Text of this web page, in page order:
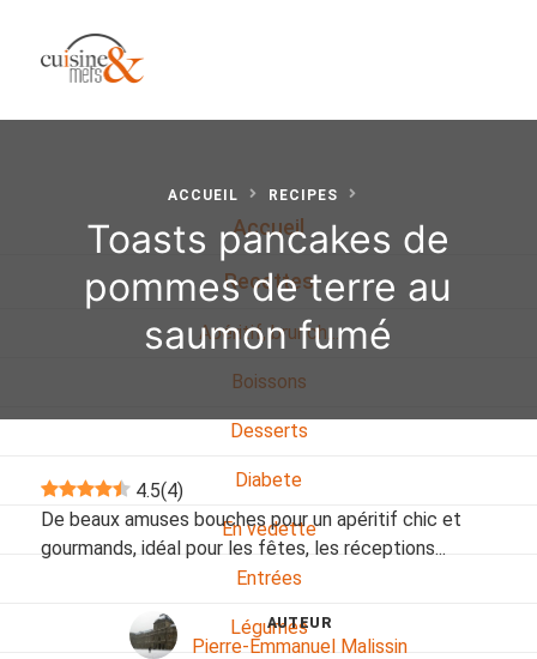
Accueil
Recettes
Apéritif, brunch…
Boissons
Desserts
Diabete
En vedette
Entrées
Légumes
ACCUEIL RECIPES
Toasts pancakes de
pommes de terre au
saumon fumé
4.5(4)
De beaux amuses bouches pour un apéritif chic et
gourmands, idéal pour les fêtes, les réceptions...
AUTEUR
Pierre-Emmanuel Malissin